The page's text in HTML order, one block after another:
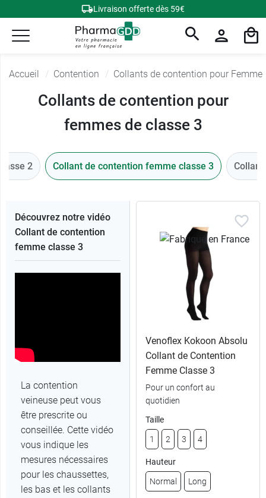
Livraison offerte dès 59€
Accueil Contention Collants de contention pour Femme
Collants de contention pour
femmes de classe 3
2 Collant de contention femme classe 3
Découvrez notre vidéo
Collant de contention
femme classe 3
La contention
veineuse peut vous
être prescrite ou
conseillée. Cette vidéo
vous indique les
mesures nécessaires
pour les chaussettes,
les bas et les collants
Venoflex Kokoon Absolu
Collant de Contention
Femme Classe 3
Pour un confort au
quotidien
Taille
1 2 3 4
Hauteur
Normal Long